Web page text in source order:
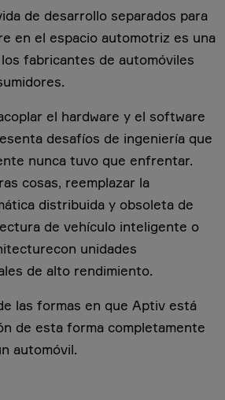
de desarrollo separados para
en el espacio automotriz es una
fabricantes de automóviles
el hardware y el software
desafíos de ingeniería que
nunca tuvo que enfrentar.
cosas, reemplazar la
distribuida y obsoleta de
de vehículo inteligente o
unidades
de alto rendimiento.
las formas en que Aptiv está
de esta forma completamente
automóvil.